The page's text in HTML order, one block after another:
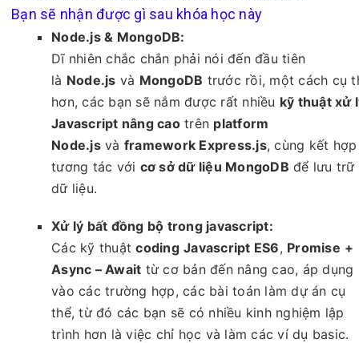
Bạn sẽ nhận được gì sau khóa học này
Node.js & MongoDB:
Dĩ nhiên chắc chắn phải nói đến đầu tiên
là Node.js và MongoDB trước rồi, một cách cụ
hơn, các bạn sẽ nắm được rất nhiều kỹ thuật xử
Javascript nâng caotrên platform
Node.jsvà framework Express.js, cùng kết hợp
tương tác với cơ sở dữ liệu MongoDB để lưu trữ
dữ liệu.
Xử lý bất đồng bộ trong javascript:
Các kỹ thuậtcoding Javascript ES6, Promise +
Async – Await từ cơ bản đến nâng cao, áp dụng
vào các trường hợp, các bài toán làm dự án cụ
thể, từ đó các bạn sẽ có nhiều kinh nghiệm lập
trình hơn là việc chỉ học và làm các ví dụ basic.